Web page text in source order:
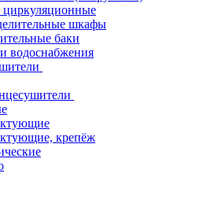
шкафы
баки
водоснабжения
крепёж